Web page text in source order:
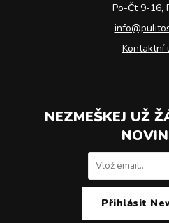
Po-Čt 9-16,
Kontaktní
NEZMEŠKEJ UŽ